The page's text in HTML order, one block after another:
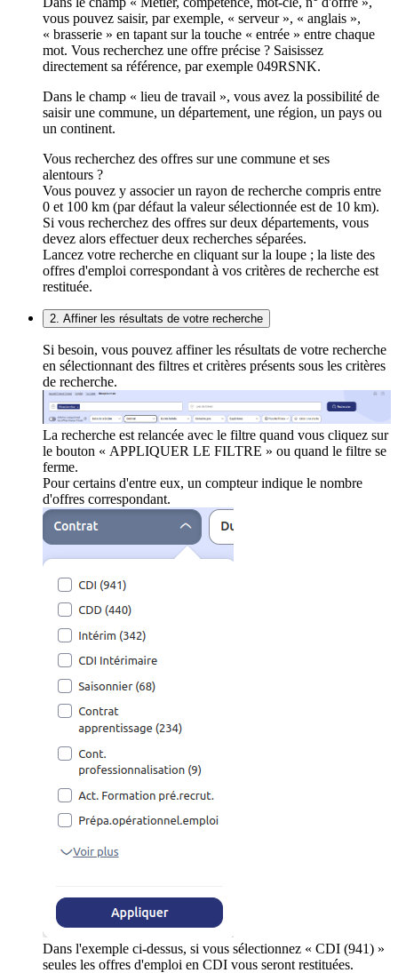
vous pouvez saisir, par exemple, « serveur », « anglais »,
« brasserie » en tapant sur la touche « entrée » entre chaque
mot. Vous recherchez une offre précise ? Saisissez
directement sa référence, par exemple 049RSNK.
Dans le champ « lieu de travail », vous avez la possibilité de
saisir une commune, un département, une région, un pays ou
un continent.
Vous recherchez des offres sur une commune et ses
alentours ?
Vous pouvez y associer un rayon de recherche compris entre
0 et 100 km (par défaut la valeur sélectionnée est de 10 km).
Si vous recherchez des offres sur deux départements, vous
devez alors effectuer deux recherches séparées.
Lancez votre recherche en cliquant sur la loupe ; la liste des
offres d'emploi correspondant à vos critères de recherche est
restituée.
2. Affiner les résultats de votre recherche
Si besoin, vous pouvez affiner les résultats de votre recherche
en sélectionnant des filtres et critères présents sous les critères
de recherche.
La recherche est relancée avec le filtre quand vous cliquez sur
le bouton « APPLIQUER LE FILTRE » ou quand le filtre se
ferme.
Pour certains d'entre eux, un compteur indique le nombre
d'offres correspondant.
Dans l'exemple ci-dessus, si vous sélectionnez « CDI (941) »
seules les offres d'emploi en CDI vous seront restituées.